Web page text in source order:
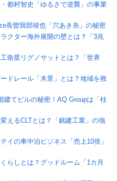
都村智史「ゆるさで逆襲」の事業
長曽我部竣也「穴あき糸」の秘密
クター海外展開の壁とは？「3兆
衛星リグノサットとは？「世界
ドレール「木景」とは？地域を救
建てビルの秘密！AQ Groupは「柱
えるCLTとは？「銘建工業」の強
イの車中泊ビジネス「売上10倍」
らしとは？グッドルーム「1カ月